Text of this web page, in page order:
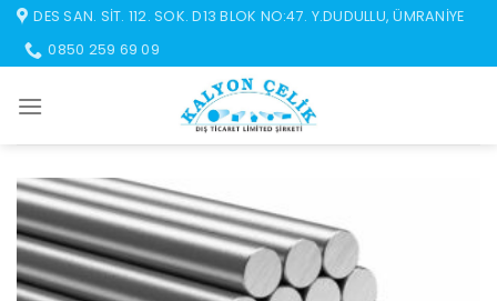
İçeriğe
atla
DES SAN. SIT. 112. SOK. D13 BLOK NO:47. Y.DUDULLU, ÜMRANIYE
0850 259 69 09